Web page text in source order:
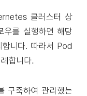
클러스터 상
우를 실행하면 해당
니다. 따라서 Pod
합니다.
구축하여 관리했는